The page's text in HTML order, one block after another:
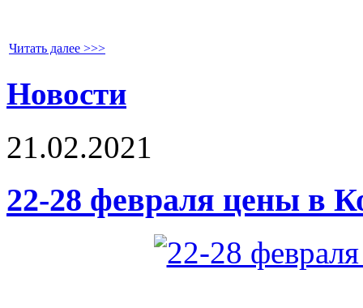
Читать далее >>>
Новости
21.02.2021
22-28 февраля цены в